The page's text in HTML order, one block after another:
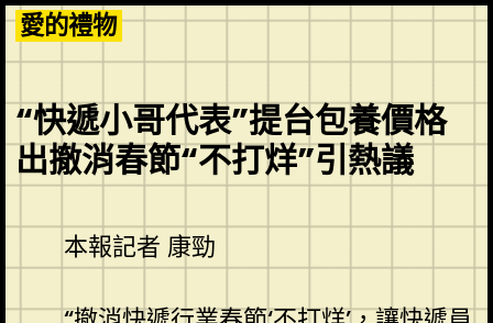
Skip
to
content
愛的禮物
“快遞小哥代表”提台包養價格
出撤消春節“不打烊”引熱議
本報記者 康勁